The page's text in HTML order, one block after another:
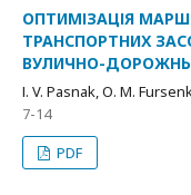
ОПТИМІЗАЦІЯ
ТРАНСПОРТНИХ
ВУЛИЧНО-
І. V. Pasnak, О. М.
7-14
PDF